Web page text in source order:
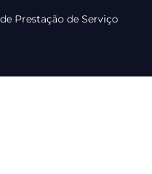
Prestação de Serviço